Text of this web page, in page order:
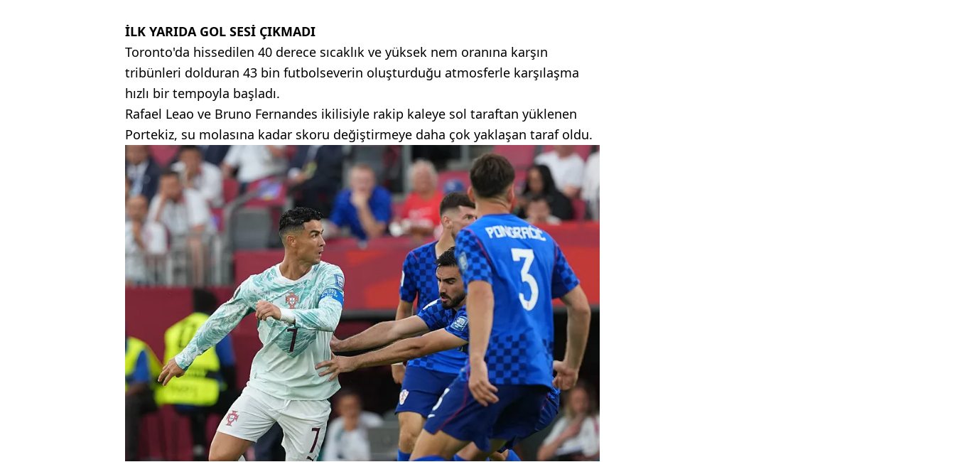
İLK YARIDA GOL SESİ ÇIKMADI
Toronto'da hissedilen 40 derece sıcaklık ve yüksek nem oranına karşın
tribünleri dolduran 43 bin futbolseverin oluşturduğu atmosferle karşılaşma
hızlı bir tempoyla başladı.
Rafael Leao ve Bruno Fernandes ikilisiyle rakip kaleye sol taraftan yüklenen
Portekiz, su molasına kadar skoru değiştirmeye daha çok yaklaşan taraf oldu.